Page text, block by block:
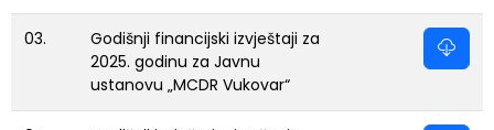
03.
Godišnji financijski izvještaji za
2025. godinu za Javnu
ustanovu „MCDR Vukovar“